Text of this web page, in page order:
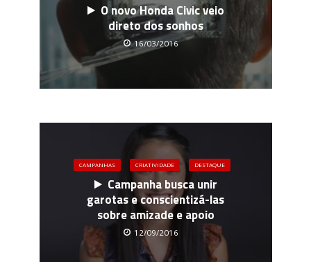
O novo Honda Civic veio
direto dos sonhos
16/03/2016
CAMPANHAS CRIATIVIDADE DESTAQUE
Campanha busca unir
garotas e conscientizá-las
sobre amizade e apoio
12/09/2016